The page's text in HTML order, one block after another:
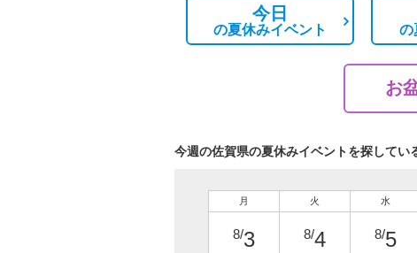
今日
の夏休みイベント の
お
今週の佐賀県の夏休みイベントを探してい
月
8/3
火
8/4
水
8/5